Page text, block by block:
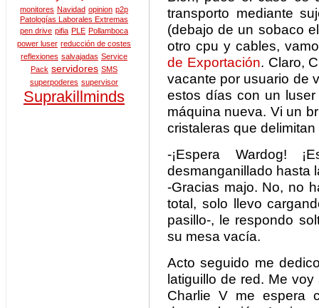
monitores Navidad opinion p2p
Patologías Laborales Extremas
pen drive pifia PLE Pollamboca
power luser reducción de costes
reflexiones salvajadas Service
Pack servidores SMS
superpoderes supervisor
Suprakillminds
transporto mediante
(debajo de un sobaco
otro cpu y cables,
de Exportación. Claro,
vacante por usuario de
estos días con un
máquina nueva. Vi un
cristaleras que
-¡Espera Wardog!
desmanganillado hasta
-Gracias majo. No, no
total, solo llevo
pasillo-, le respondo
su mesa vacía.
Acto seguido me
latiguillo de red. Me
Charlie V me espera